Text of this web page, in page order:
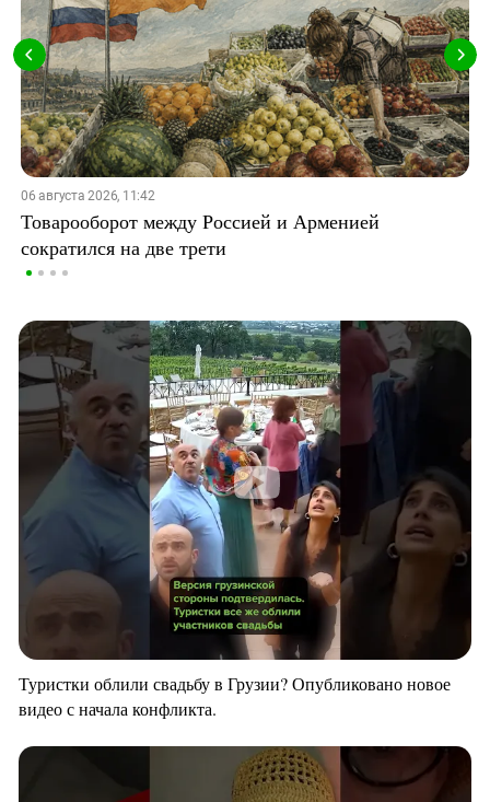
06 августа 2026, 11:42
Товарооборот между Россией и Арменией
сократился на две трети
Туристки облили свадьбу в Грузии? Опубликовано новое
видео с начала конфликта.